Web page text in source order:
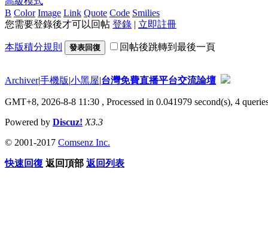
B Color Image Link Quote Code Smilies
您需要登錄後才可以回帖 登錄 | 立即註冊
本版積分規則 發表回復 回帖後跳轉到最後一頁
Archiver|手機版|小黑屋|台灣免費直播平台交流論壇
GMT+8, 2026-8-8 11:30 , Processed in 0.041979 second(s), 4
Powered by Discuz! X3.3
© 2001-2017 Comsenz Inc.
快速回復 返回頂部 返回列表